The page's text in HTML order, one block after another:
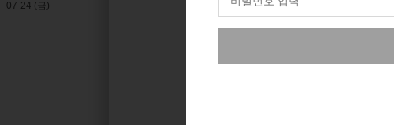
07-24 (금)